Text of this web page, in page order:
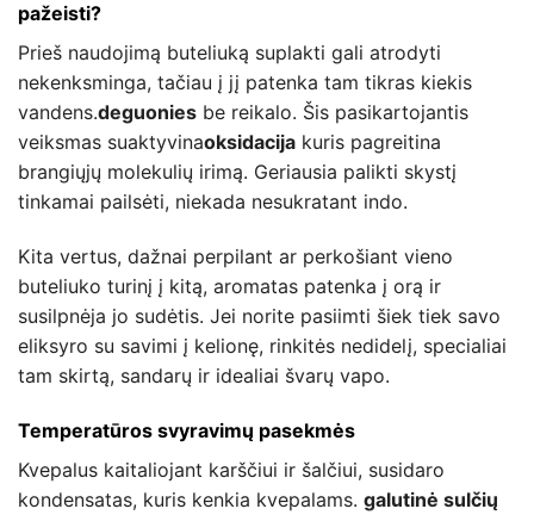
pažeisti?
Prieš naudojimą buteliuką suplakti gali atrodyti
nekenksminga, tačiau į jį patenka tam tikras kiekis
vandens.deguonies be reikalo. Šis pasikartojantis
veiksmas suaktyvinaoksidacija kuris pagreitina
brangiųjų molekulių irimą. Geriausia palikti skystį
tinkamai pailsėti, niekada nesukratant indo.
Kita vertus, dažnai perpilant ar perkošiant vieno
buteliuko turinį į kitą, aromatas patenka į orą ir
susilpnėja jo sudėtis. Jei norite pasiimti šiek tiek savo
eliksyro su savimi į kelionę, rinkitės nedidelį, specialiai
tam skirtą, sandarų ir idealiai švarų vapo.
Temperatūros svyravimų pasekmės
Kvepalus kaitaliojant karščiui ir šalčiui, susidaro
kondensatas, kuris kenkia kvepalams. galutinė sulčių